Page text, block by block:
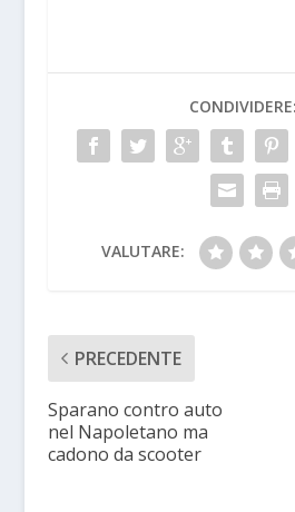
CONDIVIDERE:
VALUTARE:
PRECEDENTE
Sparano contro auto
nel Napoletano ma
cadono da scooter